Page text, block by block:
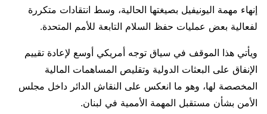
إنهاء مهمة اليونيفيل بصيغتها الحالية، وسط انتقادات متكررة
لفعالية بعض عمليات حفظ السلام التابعة للأمم المتحدة.
ويأتي هذا الموقف في سياق توجه أمريكي أوسع لإعادة تقييم
الإنفاق على البعثات الدولية وتقليص المساهمات المالية
المخصصة لها، وهو ما انعكس على النقاش الدائر داخل مجلس
الأمن بشأن مستقبل المهمة الأممية في لبنان.